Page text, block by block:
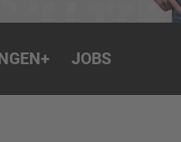
+ JOBS